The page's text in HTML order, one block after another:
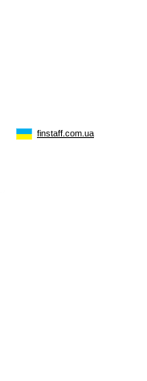
finstaff.com.ua